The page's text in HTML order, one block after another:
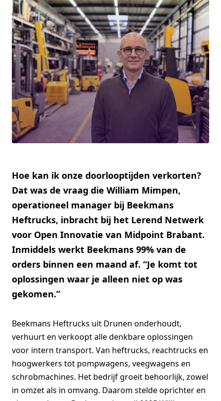
Hoe kan ik onze doorlooptijden verkorten?
Dat was de vraag die William Mimpen,
operationeel manager bij Beekmans
Heftrucks, inbracht bij het Lerend Netwerk
voor Open Innovatie van Midpoint Brabant.
Inmiddels werkt Beekmans 99% van de
orders binnen een maand af. “Je komt tot
oplossingen waar je alleen niet op was
gekomen.”
Beekmans Heftrucks uit Drunen onderhoudt,
verhuurt en verkoopt alle denkbare oplossingen
voor intern transport. Van heftrucks, reachtrucks en
hoogwerkers tot pompwagens, veegwagens en
schrobmachines. Het bedrijf groeit behoorlijk, zowel
in omzet als in omvang. Daarom stelde oprichter en